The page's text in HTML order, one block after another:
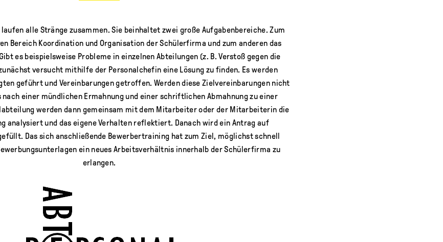
laufen alle Stränge zusammen. Sie beinhaltet zwei große Aufgabenbereiche. Zum
Bereich Koordination und Organisation der Schülerfirma und zum anderen das
es beispielsweise Probleme in einzelnen Abteilungen (z. B. Verstoß gegen die
versucht mithilfe der Personalchefin eine Lösung zu finden. Es werden
geführt und Vereinbarungen getroffen. Werden diese Zielvereinbarungen nicht
einer mündlichen Ermahnung und einer schriftlichen Abmahnung zu einer
werden dann gemeinsam mit dem Mitarbeiter oder der Mitarbeiterin die
analysiert und das eigene Verhalten reflektiert. Danach wird ein Antrag auf
Das sich anschließende Bewerbertraining hat zum Ziel, möglichst schnell
ein neues Arbeitsverhältnis innerhalb der Schülerfirma zu
erlangen.